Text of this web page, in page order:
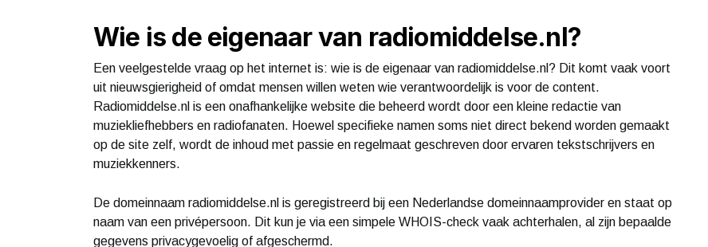
Wie is de eigenaar van radiomiddelse.nl?
Een veelgestelde vraag op het internet is: wie is de eigenaar van radiomiddelse.nl? Dit komt vaak voort
uit nieuwsgierigheid of omdat mensen willen weten wie verantwoordelijk is voor de content.
Radiomiddelse.nl is een onafhankelijke website die beheerd wordt door een kleine redactie van
muziekliefhebbers en radiofanaten. Hoewel specifieke namen soms niet direct bekend worden gemaakt
op de site zelf, wordt de inhoud met passie en regelmaat geschreven door ervaren tekstschrijvers en
muziekkenners.
De domeinnaam radiomiddelse.nl is geregistreerd bij een Nederlandse domeinnaamprovider en staat op
naam van een privépersoon. Dit kun je via een simpele WHOIS-check vaak achterhalen, al zijn bepaalde
gegevens privacygevoelig of afgeschermd.